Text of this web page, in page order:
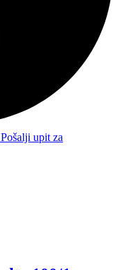
upit za